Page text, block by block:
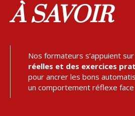
À SAVOIR
Nos formateurs s’appuient
réelles et des exercices
pour ancrer les bons
un comportement réflexe face